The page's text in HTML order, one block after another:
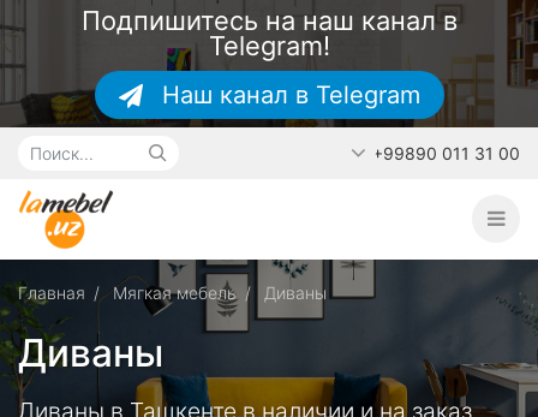
Подпишитесь на наш канал в
Telegram!
Наш канал в Telegram
Наши работы
+99890 011 31 00
Главная Мягкая мебель Диваны
Диваны